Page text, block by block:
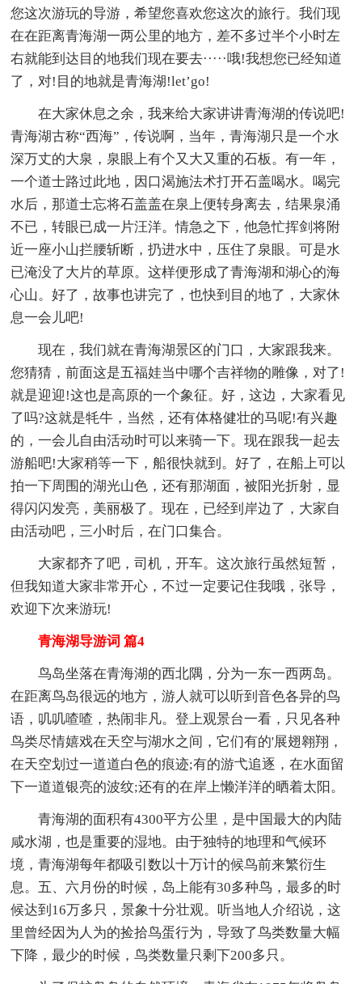
您这次游玩的导游，希望您喜欢您这次的旅行。我们现
在在距离青海湖一两公里的地方，差不多过半个小时左
右就能到达目的地我们现在要去·····哦!我想您已经知道
了，对!目的地就是青海湖!let’go!
在大家休息之余，我来给大家讲讲青海湖的传说吧!
青海湖古称“西海”，传说啊，当年，青海湖只是一个水
深万丈的大泉，泉眼上有个又大又重的石板。有一年，
一个道士路过此地，因口渴施法术打开石盖喝水。喝完
水后，那道士忘将石盖盖在泉上便转身离去，结果泉涌
不已，转眼已成一片汪洋。情急之下，他急忙挥剑将附
近一座小山拦腰斩断，扔进水中，压住了泉眼。可是水
已淹没了大片的草原。这样便形成了青海湖和湖心的海
心山。好了，故事也讲完了，也快到目的地了，大家休
息一会儿吧!
现在，我们就在青海湖景区的门口，大家跟我来。
您猜猜，前面这是五福娃当中哪个吉祥物的雕像，对了!
就是迎迎!这也是高原的一个象征。好，这边，大家看见
了吗?这就是牦牛，当然，还有体格健壮的马呢!有兴趣
的，一会儿自由活动时可以来骑一下。现在跟我一起去
游船吧!大家稍等一下，船很快就到。好了，在船上可以
拍一下周围的湖光山色，还有那湖面，被阳光折射，显
得闪闪发亮，美丽极了。现在，已经到岸边了，大家自
由活动吧，三小时后，在门口集合。
大家都齐了吧，司机，开车。这次旅行虽然短暂，
但我知道大家非常开心，不过一定要记住我哦，张导，
欢迎下次来游玩!
青海湖导游词 篇4
鸟岛坐落在青海湖的西北隅，分为一东一西两岛。
在距离鸟岛很远的地方，游人就可以听到音色各异的鸟
语，叽叽喳喳，热闹非凡。登上观景台一看，只见各种
鸟类尽情嬉戏在天空与湖水之间，它们有的'展翅翱翔，
在天空划过一道道白色的痕迹;有的游弋追逐，在水面留
下一道道银亮的波纹;还有的在岸上懒洋洋的晒着太阳。
青海湖的面积有4300平方公里，是中国最大的内陆
咸水湖，也是重要的湿地。由于独特的地理和气候环
境，青海湖每年都吸引数以十万计的候鸟前来繁衍生
息。五、六月份的时候，岛上能有30多种鸟，最多的时
候达到16万多只，景象十分壮观。听当地人介绍说，这
里曾经因为人为的捡拾鸟蛋行为，导致了鸟类数量大幅
下降，最少的时候，鸟类数量只剩下200多只。